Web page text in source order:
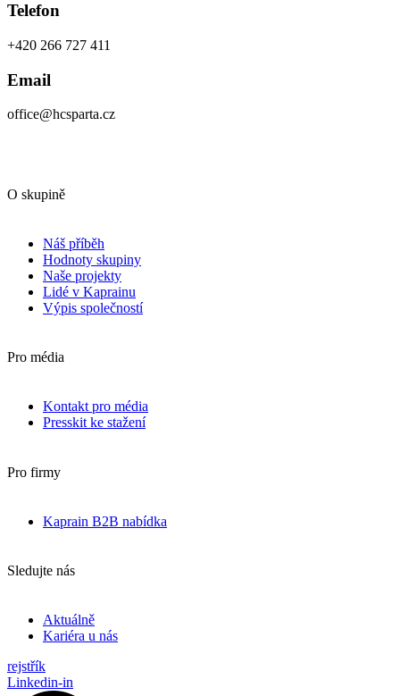
Telefon
+420 266 727 411
Email
office@hcsparta.cz
O skupině
Náš příběh
Hodnoty skupiny
Naše projekty
Lidé v Kaprainu
Výpis společností
Pro média
Kontakt pro média
Presskit ke stažení
Pro firmy
Kaprain B2B nabídka
Sledujte nás
Aktuálně
Kariéra u nás
rejstřík
Linkedin-in